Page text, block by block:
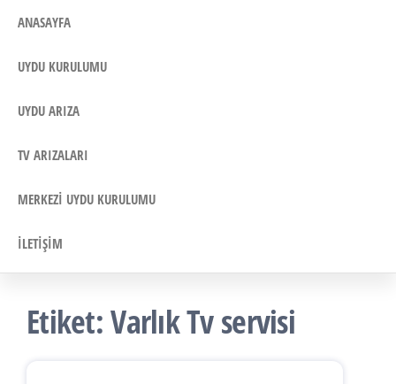
ANASAYFA
UYDU KURULUMU
UYDU ARIZA
TV ARIZALARI
MERKEZI UYDU KURULUMU
İLETIŞIM
Etiket:Varlık Tv servisi